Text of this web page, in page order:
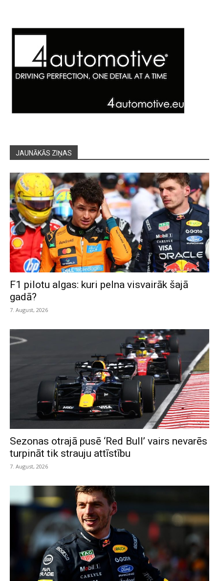
JAUNĀKĀS ZIŅAS
F1 pilotu algas: kuri pelna visvairāk šajā
gadā?
7. August, 2026
Sezonas otrajā pusē ‘Red Bull’ vairs nevarēs
turpināt tik strauju attīstību
7. August, 2026